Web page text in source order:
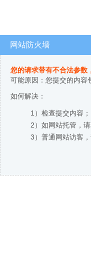
网站防火墙
您的请求带有不合法参数
可能原因：您提交的内容
如何解决：
1）检查提交内容；
2）如网站托管，
3）普通网站访客